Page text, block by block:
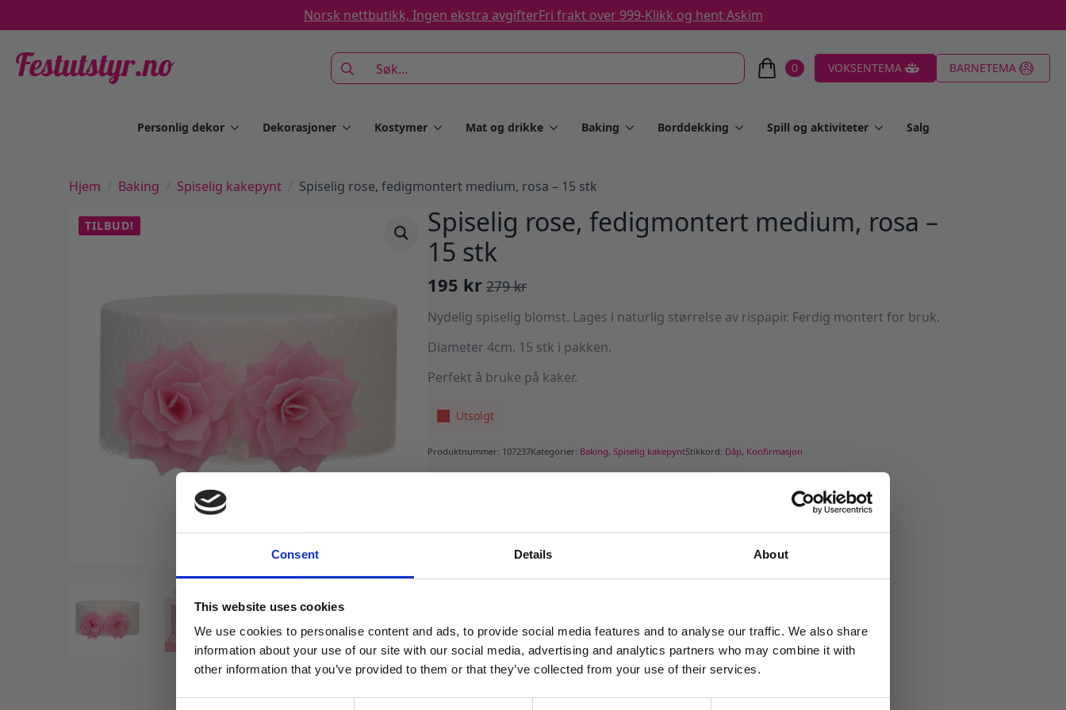
Consent Details About
This website uses cookies
We use cookies to personalise content and ads, to provide social media features and to analyse our traffic. We also share
information about your use of our site with our social media, advertising and analytics partners who may combine it with
other information that you’ve provided to them or that they’ve collected from your use of their services.
Norsk nettbutikk, Ingen ekstra avgifterFri frakt over 999-Klikk og hent Askim
Search
for:
0 VOKSENTEMA BARNETEMA
Personlig dekor Dekorasjoner Kostymer Mat og drikke Baking Borddekking Spill og aktiviteter Salg
Hjem Baking Spiselig kakepynt Spiselig rose, fedigmontert medium, rosa – 15 stk
TILBUD!
Spiselig rose, fedigmontert medium, rosa –
15 stk
279kr
Opprinnelig
pris
279 kr.
195 kr
Nåværende
pris
195 kr.
Nydelig spiselig blomst. Lages i naturlig størrelse av rispapir. Ferdig montert for bruk.
Diameter 4cm. 15 stk i pakken.
Perfekt å bruke på kaker.
Utsolgt
Produktnummer: 107237Kategorier: Baking,Spiselig kakepyntStikkord: Dåp, Konfirmasjon
få eksklusive tilbud og masse
inspirasjon rett i innboksen